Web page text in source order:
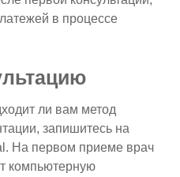
в процессе
ли вам метод
запишитесь на
На первом приеме врач
компьютерную